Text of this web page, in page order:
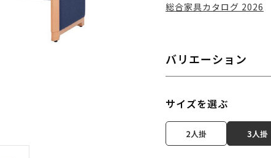
総合家具カタログ 2026
バリエーション
サイズを選ぶ
2人掛 3人掛